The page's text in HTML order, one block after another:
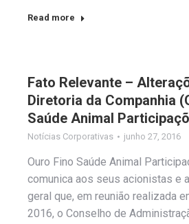
Read more
Fato Relevante –
Diretoria da Companhia
Saúde Animal
Notícias Corporativas junho 27, 2016
Ouro Fino Saúde Animal
comunica aos seus acionistas e
geral que, em reunião realizada
2016, o Conselho de